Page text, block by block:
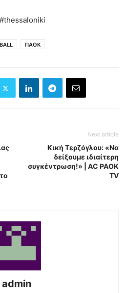
ΠΑΟΚ
Next article
Κική Τερζόγλου: «Να
δείξουμε ιδιαίτερη
συγκέντρωση!» | AC PAOK
TV
admin